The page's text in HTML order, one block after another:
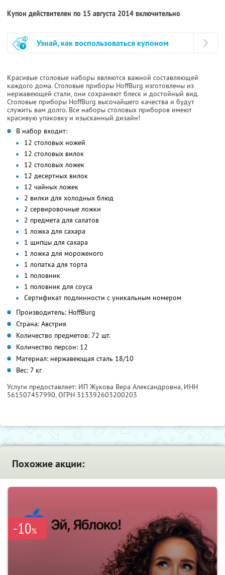
Купон действителен по 15 августа 2014 включительно
Узнай, как воспользоваться купоном
Красивые столовые наборы являются важной составляющей
каждого дома. Столовые приборы HoffBurg изготовлены из
нержавеющей стали, они сохраняют блеск и достойный вид.
Столовые приборы HoffBurg высочайшего качества и будут
служить вам долго. Все наборы столовых приборов имеют
красивую упаковку и изысканный дизайн!
В набор входит:
12 столовых ножей
12 столовых вилок
12 столовых ложек
12 десертных вилок
12 чайных ложек
2 вилки для холодных блюд
2 сервировочные ложки
2 предмета для салатов
1 ложка для сахара
1 щипцы для сахара
1 ложка для мороженого
1 лопатка для торта
1 половник
1 половник для соуса
Сертификат подлинности с уникальным номером
Производитель: HoffBurg
Страна: Австрия
Количество предметов: 72 шт.
Количество персон: 12
Материал: нержавеющая сталь 18/10
Вес: 7 кг
Услуги предоставляет: ИП Жукова Вера Александровна, ИНН
561507457990, ОГРН 313392603200203
Похожие акции:
-10%